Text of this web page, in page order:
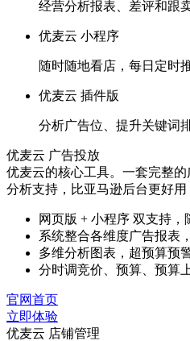
经营分析报表、差评和跟
优麦云 小程序
随时随地看店，每日定时
优麦云 插件版
分析广告位、提升关键词
优麦云 广告投放
优麦云的核心工具。一套完整
分析支持，比亚马逊后台更好用
网页版 + 小程序 双支持，
系统整合各维度广告报表
多维分析图表，超预算预
分时调竞价、预算、预算
官网首页
立即体验
优麦云 店铺管理